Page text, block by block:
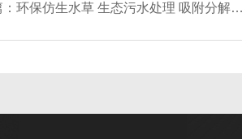
：环保仿生水草 生态污水处理 吸附分解污染物 源头工厂